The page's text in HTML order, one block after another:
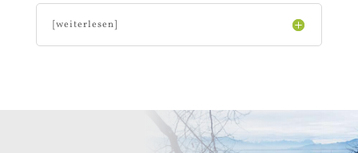
[weiterlesen]